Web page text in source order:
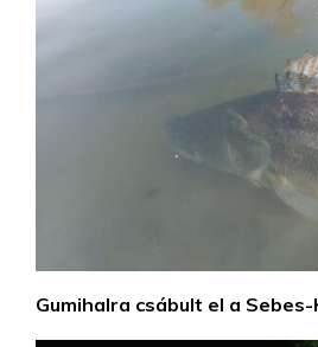
Gumihalra csábult el a